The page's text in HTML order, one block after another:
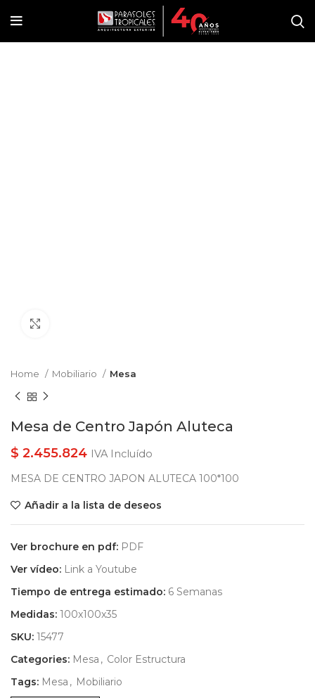
Home Mobiliario Mesa
Mesa de Centro Japón Aluteca
$ 2.455.824 IVA Incluído
MESA DE CENTRO JAPON ALUTECA 100*100
Añadir a la lista de deseos
Ver brochure en pdf: PDF
Ver vídeo: Link a Youtube
Tiempo de entrega estimado: 6 Semanas
Medidas: 100x100x35
SKU: 15477
Categories: Mesa , Color Estructura
Tags: Mesa , Mobiliario